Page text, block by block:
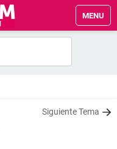
MENU
Siguiente Tema